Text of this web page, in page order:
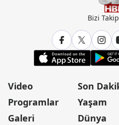
Bizi
Video
Programlar
Galeri
Son
Yaşam
Dünya